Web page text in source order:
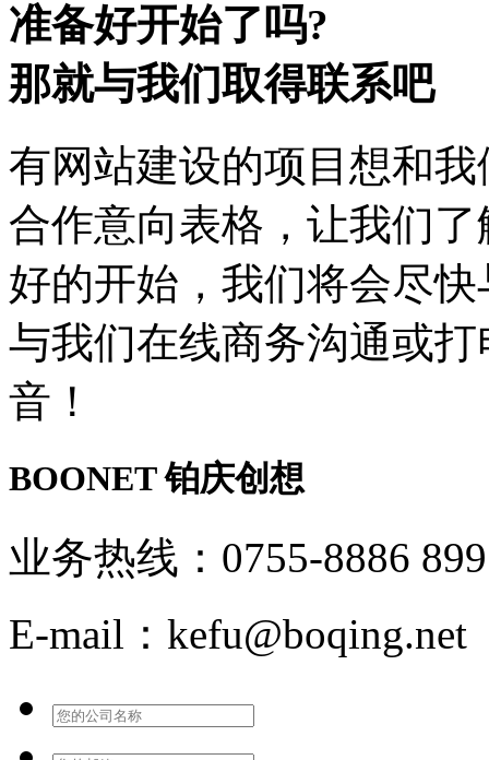
准备好开始了吗?
那就与我们取得联系吧
有网站建设的项目想和
合作意向表格，让我们
好的开始，我们将会尽
与我们在线商务沟通或
音！
BOONET铂庆创想
业务热线：0755-8886
E-mail：kefu@boqing.net